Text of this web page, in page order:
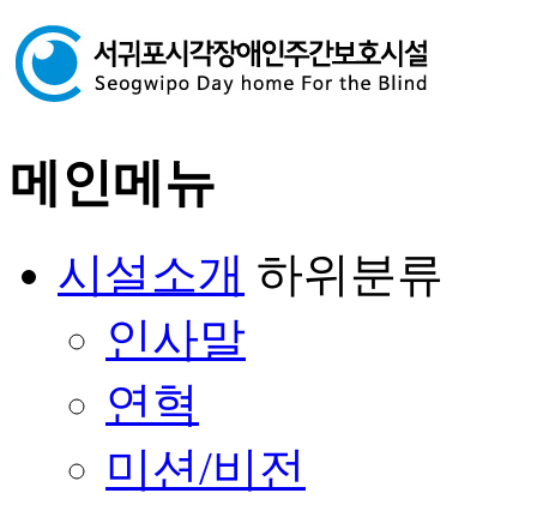
메인메뉴
시설소개 하위분류
인사말
연혁
미션/비전